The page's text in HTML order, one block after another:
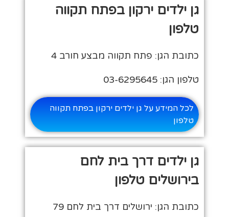
גן ילדים ירקון בפתח תקווה
טלפון
כתובת הגן: פתח תקווה מבצע חורב 4
טלפון הגן: 03-6295645
לכל המידע על גן ילדים ירקון בפתח תקווה
טלפון
גן ילדים דרך בית לחם
בירושלים טלפון
כתובת הגן: ירושלים דרך בית לחם 79